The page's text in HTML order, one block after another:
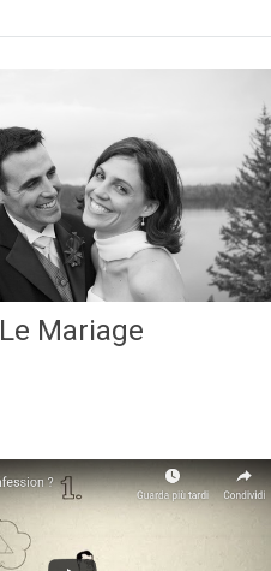
Le Mariage